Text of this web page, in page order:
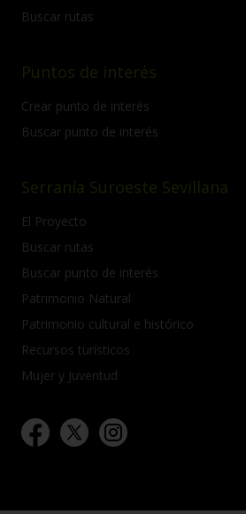
Buscar rutas
Puntos de interés
Crear punto de interés
Buscar punto de interés
Serranía Suroeste Sevillana
El Proyecto
Buscar rutas
Buscar punto de interés
Patrimonio Natural
Patrimonio cultural e histórico
Recursos turísticos
Mujer y Juventud